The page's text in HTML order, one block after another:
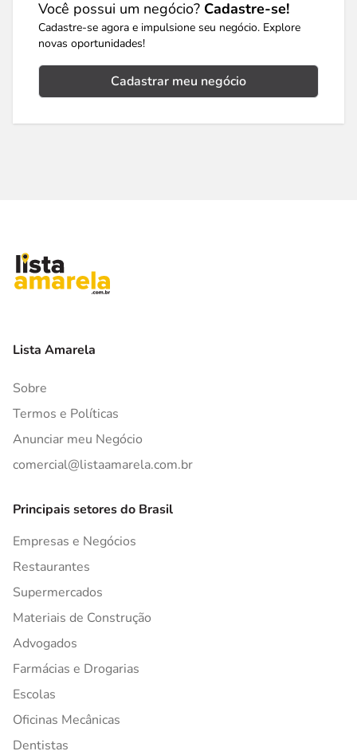
Você possui um negócio? Cadastre-se!
Cadastre-se agora e impulsione seu negócio. Explore
novas oportunidades!
Cadastrar meu negócio
Lista Amarela
Sobre
Termos e Políticas
Anunciar meu Negócio
comercial@listaamarela.com.br
Principais setores do Brasil
Empresas e Negócios
Restaurantes
Supermercados
Materiais de Construção
Advogados
Farmácias e Drogarias
Escolas
Oficinas Mecânicas
Dentistas